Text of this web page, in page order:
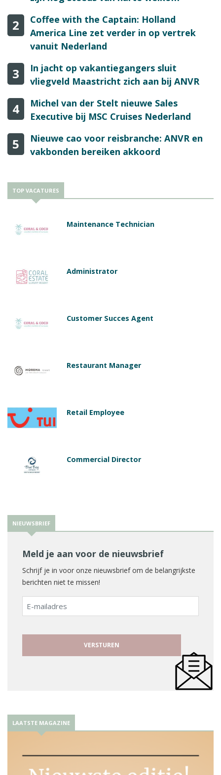
2
Coffee with the Captain: Holland
America Line zet verder in op vertrek
vanuit Nederland
3
In jacht op vakantiegangers sluit
vliegveld Maastricht zich aan bij ANVR
4
Michel van der Stelt nieuwe Sales
Executive bij MSC Cruises Nederland
5
Nieuwe cao voor reisbranche: ANVR en
vakbonden bereiken akkoord
TOP VACATURES
Maintenance Technician
Administrator
Customer Succes Agent
Restaurant Manager
Retail Employee
Commercial Director
NIEUWSBRIEF
Meld je aan voor de nieuwsbrief
Schrijf je in voor onze nieuwsbrief om de belangrijkste
berichten niet te missen!
E-
mailadres
LAATSTE MAGAZINE